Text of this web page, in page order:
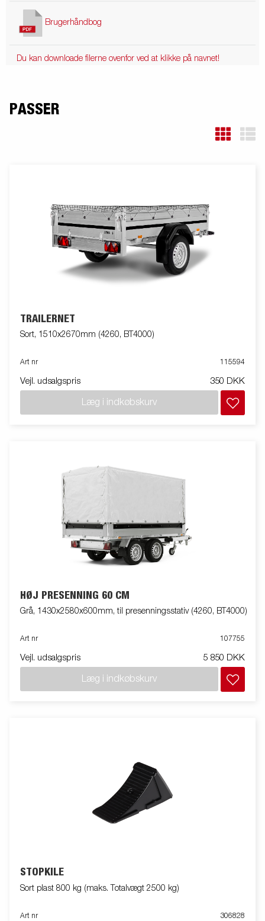
Brugerhåndbog
Du kan downloade filerne ovenfor ved at klikke på navnet!
PASSER
TRAILERNET
Sort, 1510x2670mm (4260, BT4000)
Art nr 115594
Vejl. udsalgspris 350 DKK
Læg i indkøbskurv
HØJ PRESENNING 60 CM
Grå, 1430x2580x600mm, til presenningsstativ (4260, BT4000)
Art nr 107755
Vejl. udsalgspris 5 850 DKK
Læg i indkøbskurv
STOPKILE
Sort plast 800 kg (maks. Totalvægt 2500 kg)
Art nr 306828